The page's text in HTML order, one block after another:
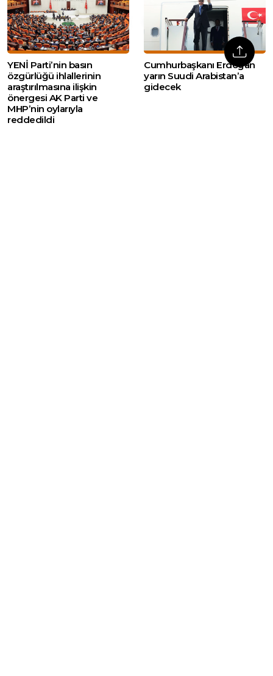
YENİ Parti’nin basın
özgürlüğü ihlallerinin
araştırılmasına ilişkin
önergesi AK Parti ve
MHP’nin oylarıyla
reddedildi
Cumhurbaşkanı Erdoğan
yarın Suudi Arabistan’a
gidecek